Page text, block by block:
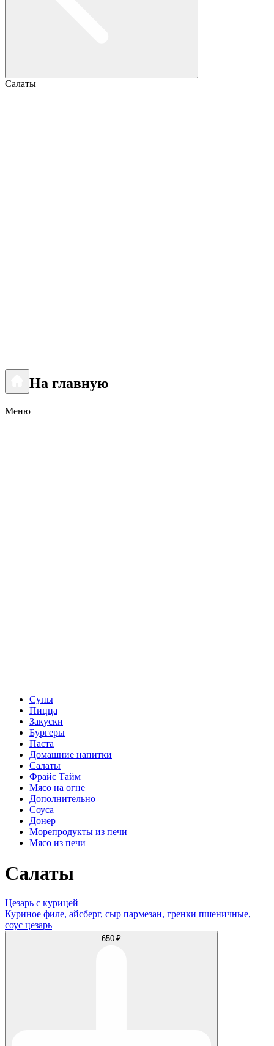
Салаты
На главную
Меню
Супы
Пицца
Закуски
Бургеры
Паста
Домашние напитки
Салаты
Фрайс Тайм
Мясо на огне
Дополнительно
Соуса
Донер
Морепродукты из печи
Мясо из печи
Салаты
Цезарь с курицей
Куриное филе, айсберг, сыр пармезан, гренки пшеничные,
соус цезарь
650 ₽